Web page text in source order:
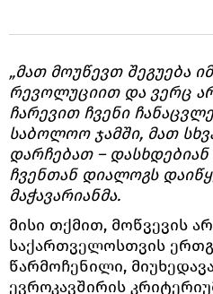
„მათ მოუწევთ შეგუება
რევოლუციით და ვერც
ჩარევით ჩვენი
საბოლოო ჯამში, მათ
დარჩებათ –
ჩვენთან დიალოგს
მაჭავარიანმა.
მისი თქმით, მოწვევის
საქართველოსთვის
წარმოჩენილი,
ევროკავშირის